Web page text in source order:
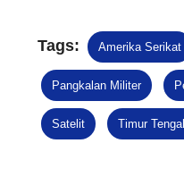
Tags: Amerika Serikat
Pangkalan Militer
Satelit Timur